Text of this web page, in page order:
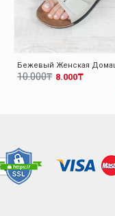
8.000₸
10.000₸